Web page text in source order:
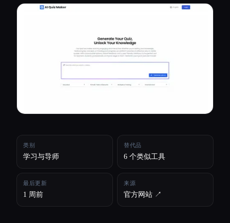
类别
学习与导师
替代品
6 个类似工具
最后更新
1 周前
来源
官方网站 ↗︎